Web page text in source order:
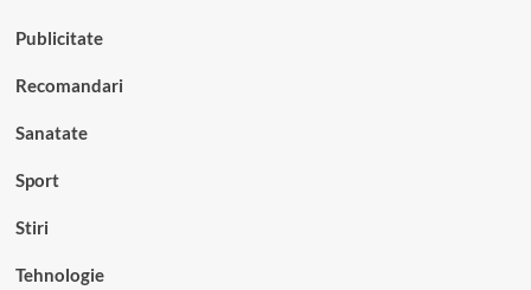
Publicitate
Recomandari
Sanatate
Sport
Stiri
Tehnologie